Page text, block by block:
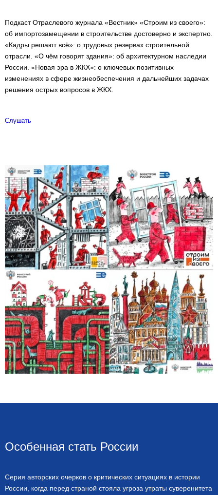
Подкаст Отраслевого журнала «Вестник» «Строим из своего»:
об импортозамещении в строительстве достоверно и экспертно.
«Кадры решают всё»: о трудовых резервах строительной
отрасли. «О чём говорят здания»: об архитектурном наследии
России. «Новая эра в ЖКХ»: о ключевых позитивных
изменениях в сфере жизнеобеспечения и дальнейших задачах
решения острых вопросов в ЖКХ.
Слушать
Особенная стать России
Cерия авторских очерков о критических ситуациях в истории
России, когда перед страной стояла угроза утраты суверенитета